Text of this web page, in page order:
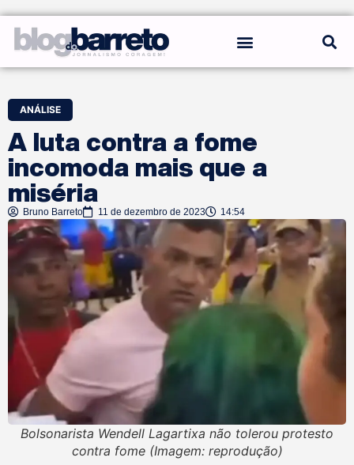
ANÁLISE
A luta contra a fome
incomoda mais que a
miséria
Bruno Barreto 11 de dezembro de 2023 14:54
Bolsonarista Wendell Lagartixa não tolerou protesto
contra fome (Imagem: reprodução)